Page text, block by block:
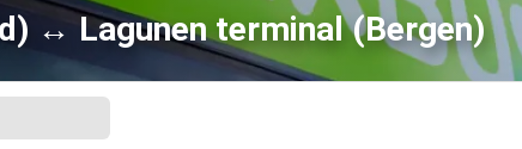
↔ Lagunen terminal (Bergen)